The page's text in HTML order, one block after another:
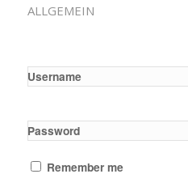
ALLGEMEIN
Username
Password
Remember me